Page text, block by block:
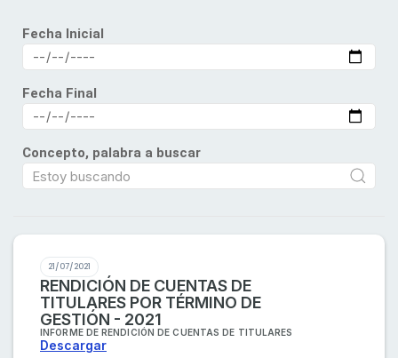
Fecha Inicial
Fecha Final
Concepto, palabra a buscar
21/07/2021
RENDICIÓN DE CUENTAS DE
TITULARES POR TÉRMINO DE
GESTIÓN - 2021
INFORME DE RENDICIÓN DE CUENTAS DE TITULARES
Descargar